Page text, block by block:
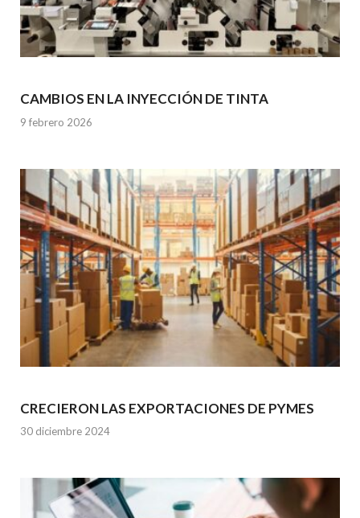
CAMBIOS EN LA INYECCIÓN DE TINTA
9 febrero 2026
CRECIERON LAS EXPORTACIONES DE PYMES
30 diciembre 2024